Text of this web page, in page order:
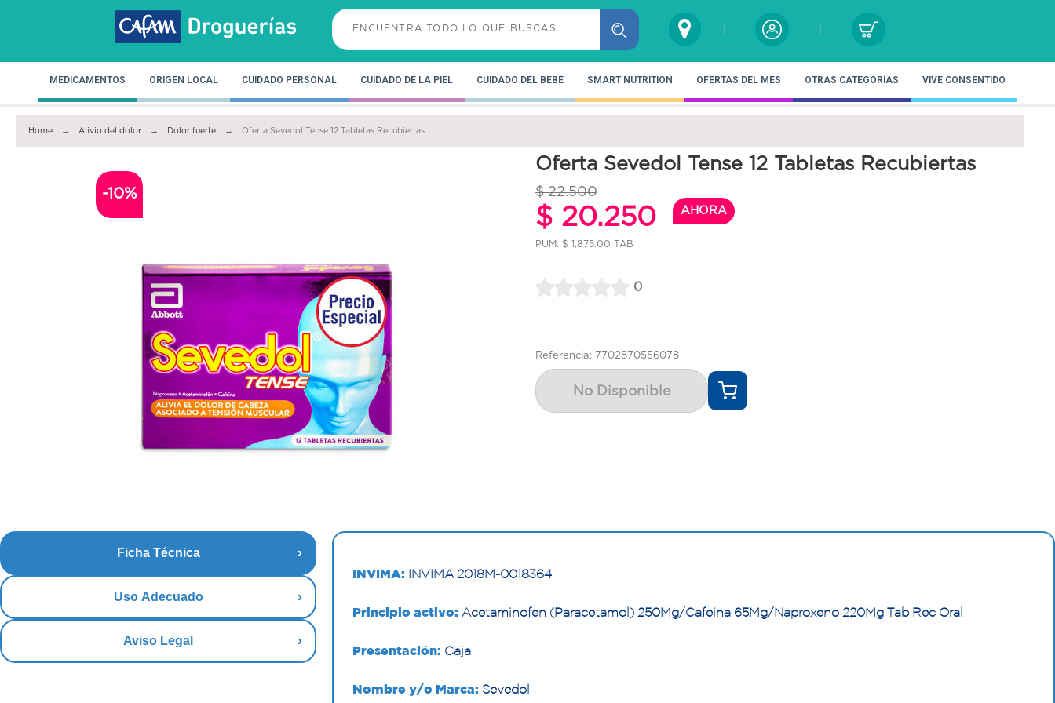
MEDICAMENTOS ORIGEN LOCAL CUIDADO PERSONAL CUIDADO DE LA PIEL CUIDADO DEL BEBÉ SMART NUTRITION OFERTAS DEL MES OTRAS CATEGORÍAS VIVE CONSENTIDO
Home Alivio del dolor Dolor fuerte Oferta Sevedol Tense 12 Tabletas Recubiertas
-10%
Oferta Sevedol Tense 12 Tabletas Recubiertas
$ 22.500
$ 20.250 AHORA
PUM: $ 1,875.00 TAB
0
Referencia: 7702870556078
No Disponible
Ficha Técnica
Uso Adecuado
Aviso Legal
INVIMA: INVIMA 2018M-0018364
Principio activo: Acetaminofen (Paracetamol) 250Mg/Cafeina 65Mg/Naproxeno 220Mg Tab Rec Oral
Presentación: Caja
Nombre y/o Marca: Sevedol